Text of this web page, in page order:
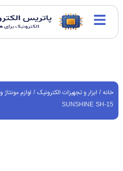
خانه/ ابزار و تجهیزات الکترونیک/ لوازم
SUNSHINE SH-15